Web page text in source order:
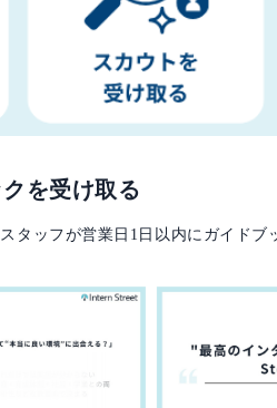
を受け取る
タッフが営業日1日以内にガイドブ